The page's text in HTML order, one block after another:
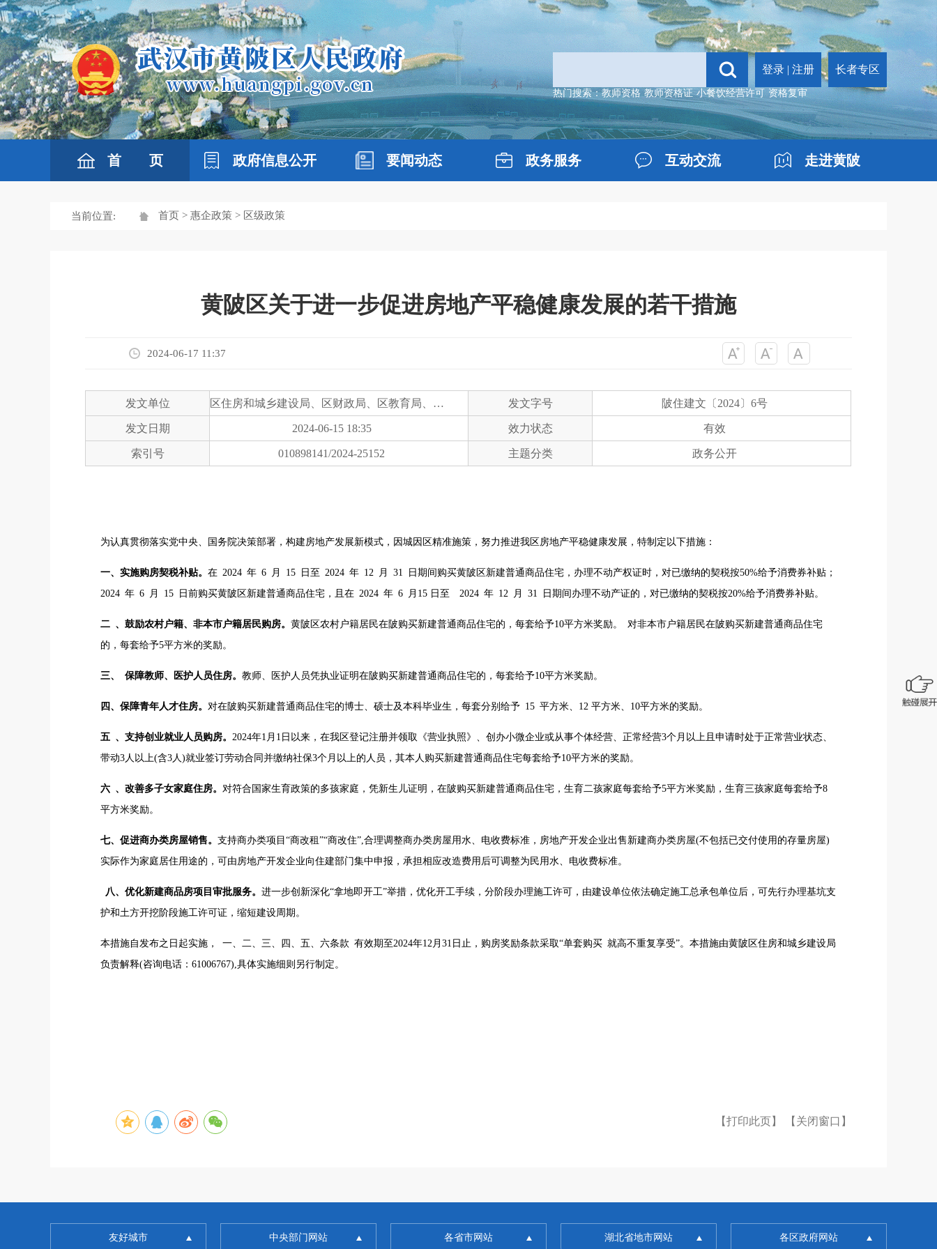
登录 | 注册 长者专区
热门搜索：教师资格 教师资格证 小餐饮经营许可 资格复审
首 页 政府信息公开 要闻动态 政务服务 互动交流 走进黄陂
当前位置: 首页 > 惠企政策 > 区级政策
黄陂区关于进一步促进房地产平稳健康发展的若干措施
2024-06-17 11:37
发文单位 区住房和城乡建设局、区财政局、区教育局、区卫生健康局、区人力资源和社会保障局、区商务局 发文字号 陂住建文〔2024〕6号
发文日期 2024-06-15 18:35 效力状态 有效
索引号 010898141/2024-25152 主题分类 政务公开
为认真贯彻落实党中央、国务院决策部署，构建房地产发展新模式，因城因区精准施策，努力推进我区房地产平稳健康发展，特制定以下措施：
一、实施购房契税补贴。 在 2024 年 6 月 15 日至 2024 年 12 月 31 日期间购买黄陂区新建普通商品住宅，办理不动产权证时，对已缴纳的契税按50%给予消费券补贴；
2024 年 6 月 15 日前购买黄陂区新建普通商品住宅，且在 2024 年 6 月15 日至 2024 年 12 月 31 日期间办理不动产证的，对已缴纳的契税按20%给予消费券补贴。
二 、鼓励农村户籍、非本市户籍居民购房。 黄陂区农村户籍居民在陂购买新建普通商品住宅的，每套给予10平方米奖励。 对非本市户籍居民在陂购买新建普通商品住宅
的，每套给予5平方米的奖励。
三、 保障教师、医护人员住房。 教师、医护人员凭执业证明在陂购买新建普通商品住宅的，每套给予10平方米奖励。
四、保障青年人才住房。 对在陂购买新建普通商品住宅的博士、硕士及本科毕业生，每套分别给予 15 平方米、12 平方米、10平方米的奖励。
五 、支持创业就业人员购房。 2024年1月1日以来，在我区登记注册并领取《营业执照》、创办小微企业或从事个体经营、正常经营3个月以上且申请时处于正常营业状态、
带动3人以上(含3人)就业签订劳动合同并缴纳社保3个月以上的人员，其本人购买新建普通商品住宅每套给予10平方米的奖励。
六 、改善多子女家庭住房。 对符合国家生育政策的多孩家庭，凭新生儿证明，在陂购买新建普通商品住宅，生育二孩家庭每套给予5平方米奖励，生育三孩家庭每套给予8
平方米奖励。
七、促进商办类房屋销售。 支持商办类项目“商改租”“商改住”,合理调整商办类房屋用水、电收费标准，房地产开发企业出售新建商办类房屋(不包括已交付使用的存量房屋)
实际作为家庭居住用途的，可由房地产开发企业向住建部门集中申报，承担相应改造费用后可调整为民用水、电收费标准。
八、优化新建商品房项目审批服务。 进一步创新深化“拿地即开工”举措，优化开工手续，分阶段办理施工许可，由建设单位依法确定施工总承包单位后，可先行办理基坑支
护和土方开挖阶段施工许可证，缩短建设周期。
本措施自发布之日起实施， 一、二、三、四、五、六条款 有效期至2024年12月31日止，购房奖励条款采取“单套购买 就高不重复享受”。本措施由黄陂区住房和城乡建设局
负责解释(咨询电话：61006767),具体实施细则另行制定。
【打印此页】 【关闭窗口】
友好城市 中央部门网站 各省市网站 湖北省地市网站 各区政府网站